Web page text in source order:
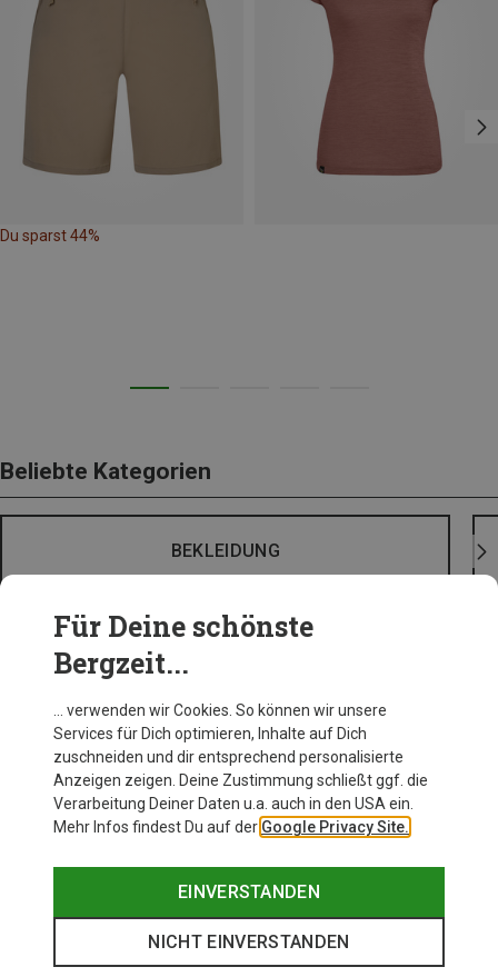
Du sparst 44%
Beliebte Kategorien
BEKLEIDUNG
Für Deine schönste
Bergzeit...
… verwenden wir Cookies. So können wir unsere
Services für Dich optimieren, Inhalte auf Dich
zuschneiden und dir entsprechend personalisierte
Anzeigen zeigen. Deine Zustimmung schließt ggf. die
Verarbeitung Deiner Daten u.a. auch in den USA ein.
Mehr Infos findest Du auf der Google Privacy Site.
EINVERSTANDEN
NICHT EINVERSTANDEN